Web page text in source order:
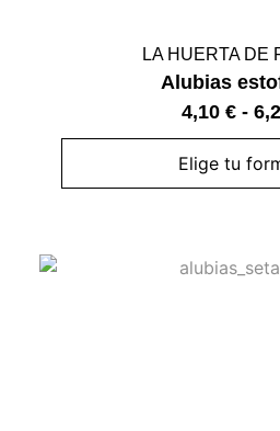
LA HUERTA DE
Alubias
4,10 € -
Elige tu